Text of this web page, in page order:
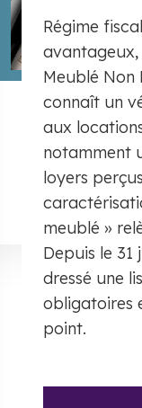
Régime
Meublé Non
connaît un
aux
notamment
loyers
meublé »
Depuis le 31
dressé une
obligatoires
point.